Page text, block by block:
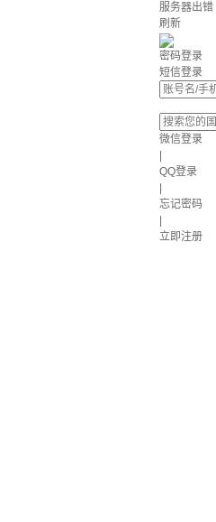
服务器出错
刷新
密码登录
短信登录
微信登录
QQ登录
忘记密码
立即注册